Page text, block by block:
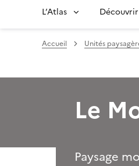
L’Atlas
Accueil Unités
Le
Paysage